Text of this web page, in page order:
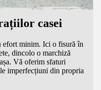
casei
efort minim. Ici o fisură în
dincolo o marchiză
Vă oferim sfaturi
imperfecțiuni din propria